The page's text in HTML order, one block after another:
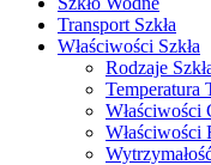
Transport Szkła
Właściwości Szkła
Rodzaje
Temperatura
Właściwości
Właściwości